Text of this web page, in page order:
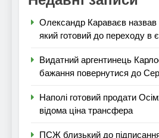
Олександр Караваєв назвав
який готовий до переходу в
Видатний аргентинець
бажання повернутися до
Наполі готовий продати
відома ціна трансфера
ПСЖ близький до підписання